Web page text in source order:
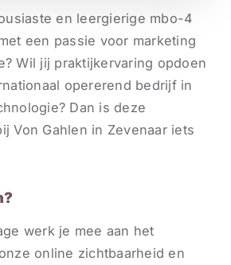
en leergierige mbo-4
een passie voor marketing
Wil jij praktijkervaring opdoen
opererend bedrijf in
Dan is deze
Von Gahlen in Zevenaar iets
werk je mee aan het
online zichtbaarheid en